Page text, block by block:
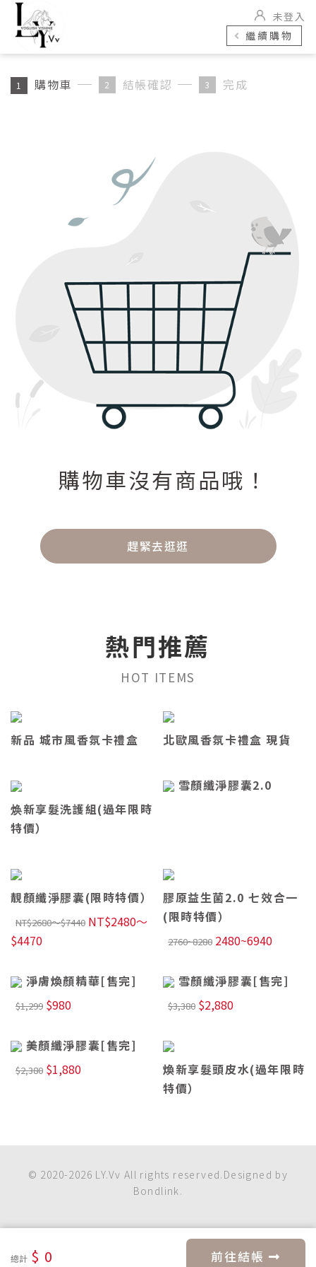
未登入
繼續購物
總計 $ 0 前往結帳
1 購物車 2 結帳確認 3 完成
購物車沒有商品哦！
趕緊去逛逛
熱門推薦
HOT ITEMS
新品 城市風香氛卡禮盒 北歐風香氛卡禮盒 現貨
焕新享髮洗護組(過年限時
特價）
雪顏纖淨膠囊2.0
靚顏纖淨膠囊(限時特價）
NT$2680～$7440 NT$2480～
$4470
膠原益生菌2.0 七效合一
(限時特價）
2760~8280 2480~6940
淨膚煥顏精華[售完]
$1,299 $980
雪顏纖淨膠囊[售完]
$3,380 $2,880
美顏纖淨膠囊[售完]
$2,380 $1,880
煥新享髮頭皮水(過年限時
特價）
© 2020-2026 LY.Vv All rights reserved.Designed by
Bondlink.